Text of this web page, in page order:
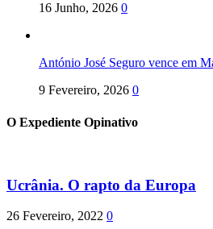
16 Junho, 2026 0
António José Seguro vence em
9 Fevereiro, 2026 0
O Expediente Opinativo
Ucrânia. O rapto da Europa
26 Fevereiro, 2022 0